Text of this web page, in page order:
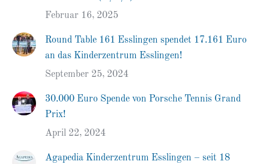
Februar 16, 2025
Round Table 161 Esslingen spendet 17.161 Euro
an das Kinderzentrum Esslingen!
September 25, 2024
30.000 Euro Spende von Porsche Tennis Grand
Prix!
April 22, 2024
Agapedia Kinderzentrum Esslingen – seit 18